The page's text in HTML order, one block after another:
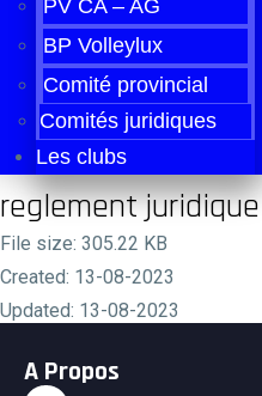
PV CA – AG
BP Volleylux
Comité provincial
Comités juridiques
Les clubs
reglement juridique
File size: 305.22 KB
Created: 13-08-2023
Updated: 13-08-2023
Download
A Propos